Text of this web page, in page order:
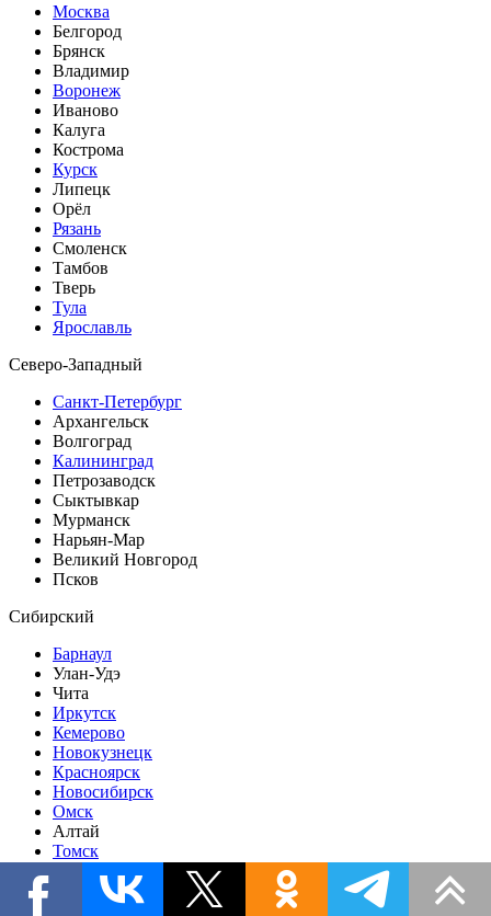
Москва
Белгород
Брянск
Владимир
Воронеж
Иваново
Калуга
Кострома
Курск
Липецк
Орёл
Рязань
Смоленск
Тамбов
Тверь
Тула
Ярославль
Северо-Западный
Санкт-Петербург
Архангельск
Волгоград
Калининград
Петрозаводск
Сыктывкар
Мурманск
Нарьян-Мар
Великий Новгород
Псков
Сибирский
Барнаул
Улан-Удэ
Чита
Иркутск
Кемерово
Новокузнецк
Красноярск
Новосибирск
Омск
Алтай
Томск
Абакан